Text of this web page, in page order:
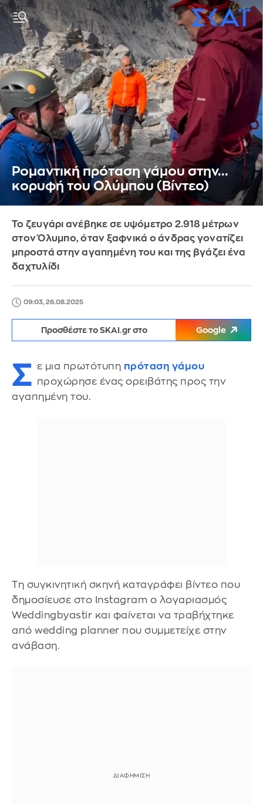
Ρομαντική πρόταση γάμου στην...
κορυφή του Ολύμπου (Βίντεο)
Το ζευγάρι ανέβηκε σε υψόμετρο 2.918 μέτρων
στον Όλυμπο, όταν ξαφνικά ο άνδρας γονατίζει
μπροστά στην αγαπημένη του και της βγάζει ένα
δαχτυλίδι
09:03, 26.08.2025
Προσθέστε το SKAI.gr στο Google
Σ ε μια πρωτότυπη πρόταση γάμου
προχώρησε ένας ορειβάτης προς την
αγαπημένη του.
Τη συγκινητική σκηνή καταγράφει βίντεο που
δημοσίευσε στο Instagram ο λογαριασμός
Weddingbyastir και φαίνεται να τραβήχτηκε
από wedding planner που συμμετείχε στην
ανάβαση.